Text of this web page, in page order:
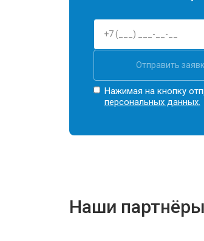
Отправить
Нажимая на кнопку
персональных данных.
Наши партнёры